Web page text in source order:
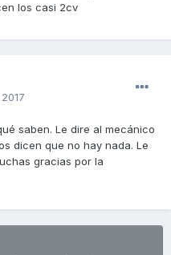
los casi 2cv
saben. Le dire al mecánico
dicen que no hay nada. Le
gracias por la